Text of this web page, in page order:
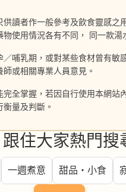
讀者作一般參考及飲食靈感之
使用情況各有不同， 同一款湯
哺乳期，或對某些食材曾有敏
或相關專業人員意見。
全掌握，若因自行使用本網站
量及判斷。
住大家熱門搜
一週煮意 甜品・小食